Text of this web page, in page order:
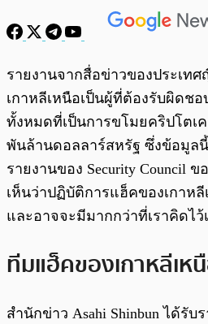
รายงานจากสื่อข่าวของประเทศ
เกาหลีเหนือเป็นผู้ที่ต้องรับผิดช
ทั้งหมดที่เป็นการขโมยคริปโตเ
พันล้านดอลลาร์สหรัฐ ซึ่งข้อมูล
รายงานของ Security Council
เห็นว่าปฏิบัติการแฮ็คของเกาห
และอาจจะมีมากกว่าที่เราคิดไว้
ทีมแฮ็คของเกาหลีเห
สำนักข่าว Asahi Shinbun ได้รับ